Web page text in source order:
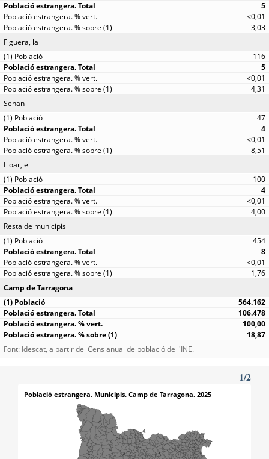
5
<0,01
3,03
Figuera, la
116
5
<0,01
4,31
Senan
47
4
<0,01
8,51
Lloar, el
100
4
<0,01
4,00
Resta de municipis
454
8
<0,01
1,76
Camp de Tarragona
564.162
106.478
100,00
18,87
Font: Idescat, a partir del Cens anual de població de l'INE.